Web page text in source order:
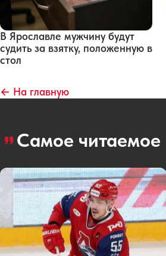
В Ярославле мужчину будут
судить за взятку, положенную в
стол
← На главную
Самое читаемое